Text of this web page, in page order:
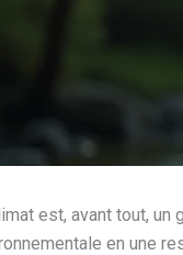
est, avant tout, un
en une